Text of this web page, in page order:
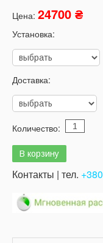
Цена: 24700 ₴
Установка:
Доставка:
Количество:
Контакты | тел.